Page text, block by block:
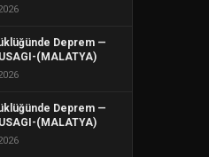
Deprem —
(MALATYA)
Deprem —
(MALATYA)